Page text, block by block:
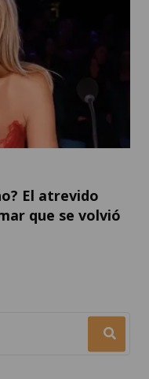
El atrevido
que se volvió